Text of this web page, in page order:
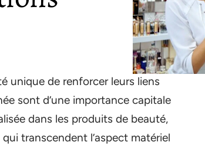
unique de renforcer leurs liens
sont d’une importance capitale
dans les produits de beauté,
transcendent l’aspect matériel